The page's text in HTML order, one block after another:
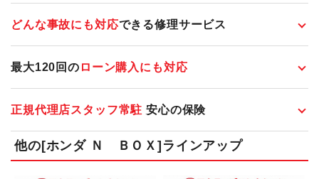
どんな事故にも対応できる修理サービス
最大120回の ローン購入にも対応
正規代理店スタッフ常駐 安心の保険
他の[ホンダ Ｎ ＢＯＸ]ラインアップ